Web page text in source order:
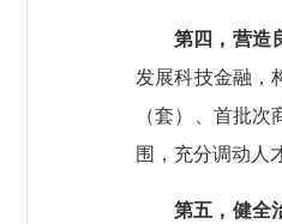
第四，营造
发展科技金融，
（套）、首批
围，充分调动人
第五，健全